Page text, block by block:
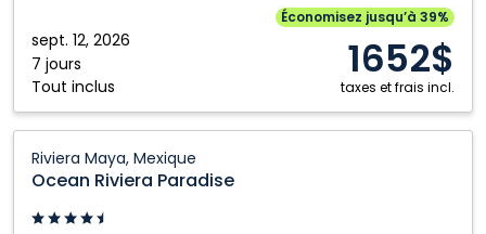
sept. 12, 2026
7 jours
Tout inclus
Économisez jusqu’à 39%
1652$
taxes et frais incl.
Puerto
Vallarta,
Mexique
Riviera Maya, Mexique
Ocean Riviera Paradise
Riviera
Paradise:
Riviera